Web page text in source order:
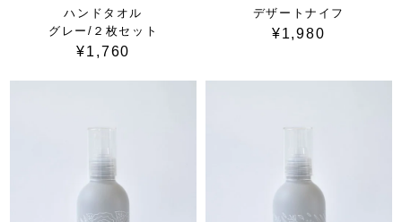
ハンドタオル
グレー/２枚セット
¥1,760
デザートナイフ
¥1,980